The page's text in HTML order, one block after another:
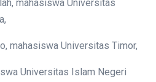
mahasiswa Universitas
mahasiswa Universitas Timor,
Universitas Islam Negeri